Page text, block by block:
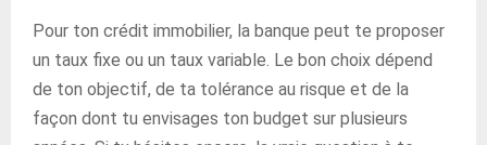
Pour ton crédit immobilier, la banque peut te proposer
un taux fixe ou un taux variable. Le bon choix dépend
de ton objectif, de ta tolérance au risque et de la
façon dont tu envisages ton budget sur plusieurs